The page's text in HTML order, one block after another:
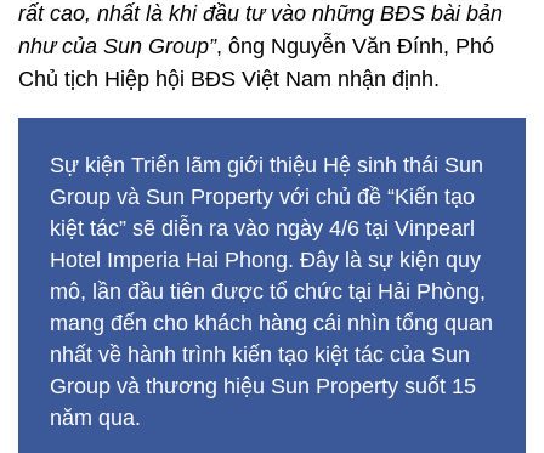
rất cao, nhất là khi đầu tư vào những BĐS bài bản
như của Sun Group”, ông Nguyễn Văn Đính, Phó
Chủ tịch Hiệp hội BĐS Việt Nam nhận định.
Sự kiện Triển lãm giới thiệu Hệ sinh thái Sun
Group và Sun Property với chủ đề “Kiến tạo
kiệt tác” sẽ diễn ra vào ngày 4/6 tại Vinpearl
Hotel Imperia Hai Phong. Đây là sự kiện quy
mô, lần đầu tiên được tổ chức tại Hải Phòng,
mang đến cho khách hàng cái nhìn tổng quan
nhất về hành trình kiến tạo kiệt tác của Sun
Group và thương hiệu Sun Property suốt 15
năm qua.